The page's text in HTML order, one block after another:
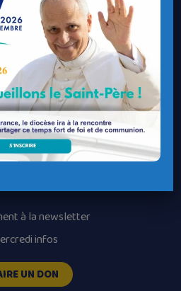
un service
une permanence
Recrutement
des messes
paroisses
diocésains
diocésains
à la newsletter
infos
UN DON